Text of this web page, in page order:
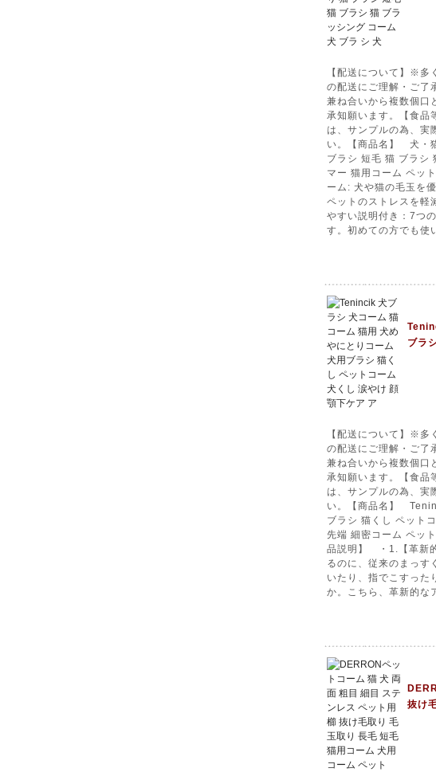
【配送について】※多
の配送にご理解・ご了
兼ね合いから複数個口
承知願います。【食品
は、サンプルの為、実
い。【商品名】 犬・
ブラシ 短毛 猫 ブラシ
マー 猫用コーム ペッ
ーム: 犬や猫の毛玉を
ペットのストレスを軽
やすい説明付き：7つ
す。初めての方でも使
ブラ
【配送について】※多
の配送にご理解・ご了
兼ね合いから複数個口
承知願います。【食品
は、サンプルの為、実
い。【商品名】
ブラシ 猫くし ペット
先端 細密コーム ペッ
品説明】 ・1.【革新
るのに、従来のまっす
いたり、指でこすった
か。こちら、革新的な
抜け